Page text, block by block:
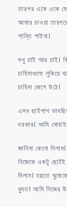
তারপর একে একে
আমার চাওয়া
শান্তি পাইনা।
শুধু চাই আর চাই।
চাহিদাগুলো লুকিয়ে
চাহিদা জেগে উঠে।
এসব ছাইপাশ
দরকার। আমি
জানিনা কেনো
নিজেকে একটু
দিলাম। হয়তো
ধ্যুত! আমি নিজের